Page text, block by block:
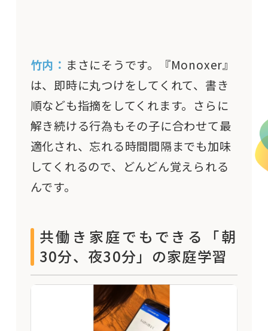
竹内： まさにそうです。『Monoxer』
は、即時に丸つけをしてくれて、書き
順なども指摘をしてくれます。さらに
解き続ける行為もその子に合わせて最
適化され、忘れる時間間隔までも加味
してくれるので、どんどん覚えられる
んです。
共働き家庭でもできる「朝
30分、夜30分」の家庭学習